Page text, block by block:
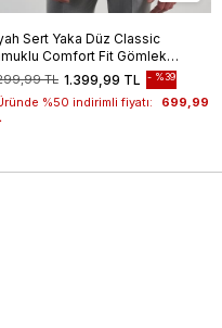
Sert Yaka Düz Classic
Comfort Fit Gömlek
1.399,99 TL
TL %39
%50 indirimli fiyatı:
699,99